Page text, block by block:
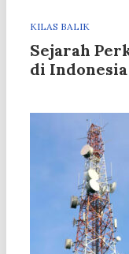
KILAS BALIK
Sejarah
di Indonesia